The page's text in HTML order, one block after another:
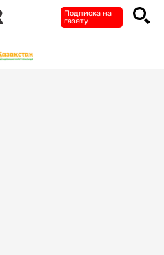
Подписка на
газету